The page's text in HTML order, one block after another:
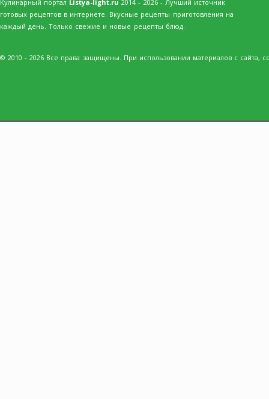
Кулинарный портал Listya-light.ru 2014 - 2026 - Лучший источник
готовых рецептов в интернете. Вкусные рецепты приготовления на
каждый день. Только свежие и новые рецепты блюд.
© 2010 - 2026 Все права защищены. При использовании материалов с сайта,